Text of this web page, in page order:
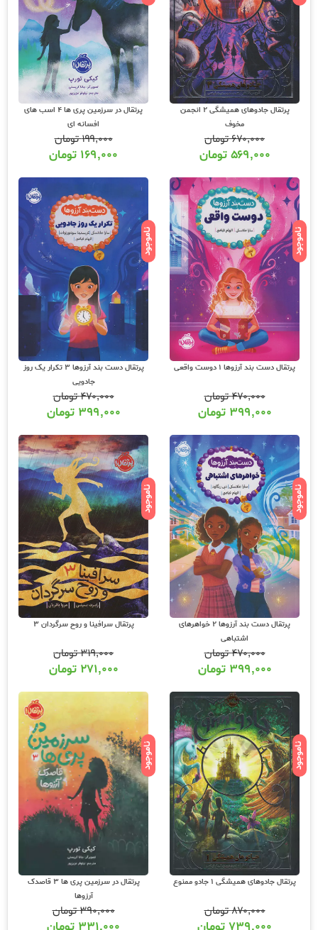
پرتقال جادوهای همیشگی 2 انجمن
مخوف
۶۷۰,۰۰۰تومان
۵۶۹,۰۰۰ تومان
پرتقال در سرزمین پری ها 4 اسب های
افسانه ای
۱۹۹,۰۰۰تومان
۱۶۹,۰۰۰ تومان
ناموجود
پرتقال دست بند آرزوها 1 دوست واقعی
۴۷۰,۰۰۰تومان
۳۹۹,۰۰۰ تومان
ناموجود
پرتقال دست بند آرزوها 3 تکرار یک روز
جادویی
۴۷۰,۰۰۰تومان
۳۹۹,۰۰۰ تومان
ناموجود
پرتقال دست بند آرزوها 2 خواهرهای
اشتباهی
۴۷۰,۰۰۰تومان
۳۹۹,۰۰۰ تومان
ناموجود
پرتقال سرافینا و روح سرگردان 3
۳۱۹,۰۰۰تومان
۲۷۱,۰۰۰ تومان
ناموجود
پرتقال جادوهای همیشگی 1 جادو ممنوع
۸۷۰,۰۰۰تومان
۷۳۹,۰۰۰ تومان
ناموجود
پرتقال در سرزمین پری ها 3 قاصدک
آرزوها
۳۹۰,۰۰۰تومان
۳۳۱,۰۰۰ تومان